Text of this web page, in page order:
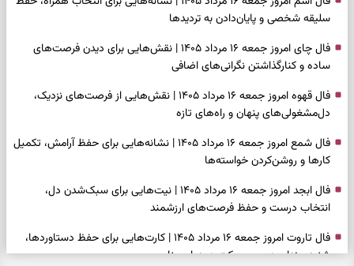
سلیقه شخصی و پایان‌دادن به تردیدها
فال چای امروز جمعه ۱۶ مرداد ۱۴۰۵ | نقش‌هایی برای دیدن فرصت‌های
ساده و کنارگذاشتن نگرانی‌های اضافی
فال قهوه امروز جمعه ۱۶ مرداد ۱۴۰۵ | نقش‌هایی از فرصت‌های نزدیک،
دل‌مشغولی‌های پنهان و راه‌های تازه
فال شمع امروز جمعه ۱۶ مرداد ۱۴۰۵ | نشانه‌هایی برای حفظ آرامش، تکمیل
کارها و روشن‌کردن خواسته‌ها
فال ابجد امروز جمعه ۱۶ مرداد ۱۴۰۵ | نیت‌هایی برای سبک‌شدن دل،
انتخاب درست و حفظ فرصت‌های ارزشمند
فال تاروت امروز جمعه ۱۶ مرداد ۱۴۰۵ | کارت‌هایی برای حفظ دستاوردها،
شنیدن ندای درون و حرکت در زمان مناسب